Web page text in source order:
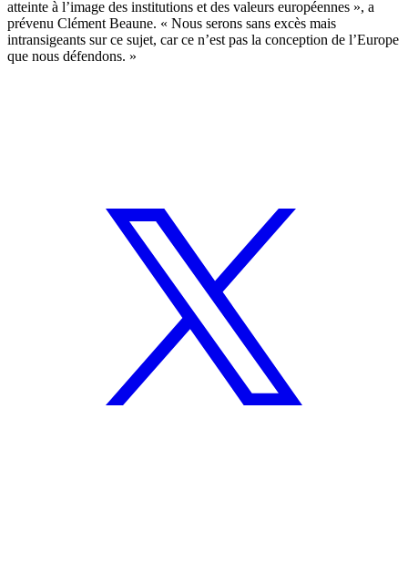
atteinte à l’image des institutions et des valeurs européennes », a
prévenu Clément Beaune. « Nous serons sans excès mais
intransigeants sur ce sujet, car ce n’est pas la conception de l’Europe
que nous défendons. »